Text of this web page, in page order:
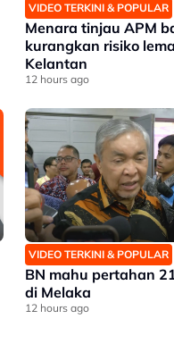
VIDEO TERKINI & POPULAR
Menara tinjau APM
kurangkan risiko
Kelantan
12 hours ago
VIDEO TERKINI & POPULAR
BN mahu pertahan
di Melaka
12 hours ago